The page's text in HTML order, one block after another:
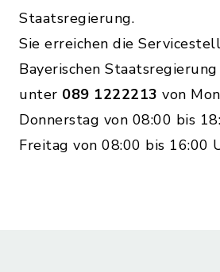
Staatsregierung.
Sie erreichen die
Bayerischen
unter 089 1222213 von
Donnerstag von 08:00 bis
Freitag von 08:00 bis 16:00